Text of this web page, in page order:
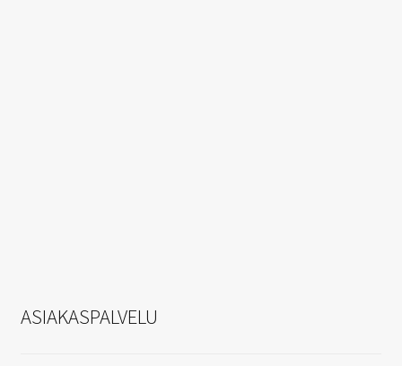
ASIAKASPALVELU